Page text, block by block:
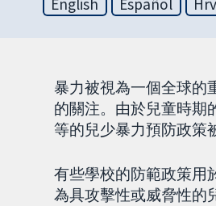
English
Español
暴力被視為一個全球的
的關注。由於兒童時期
等的兒少暴力預防政策
有些學校的防範政策用
為具攻擊性或威脅性的